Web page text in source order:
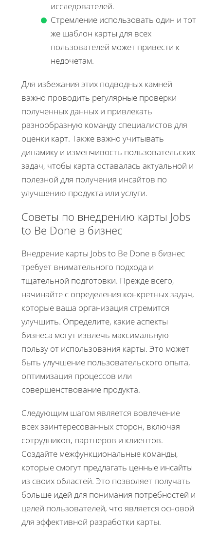
исследователей.
Стремление использовать один и тот
же шаблон карты для всех
пользователей может привести к
недочетам.
Для избежания этих подводных камней
важно проводить регулярные проверки
полученных данных и привлекать
разнообразную команду специалистов для
оценки карт. Также важно учитывать
динамику и изменчивость пользовательских
задач, чтобы карта оставалась актуальной и
полезной для получения инсайтов по
улучшению продукта или услуги.
Советы по внедрению карты Jobs
to Be Done в бизнес
Внедрение карты Jobs to Be Done в бизнес
требует внимательного подхода и
тщательной подготовки. Прежде всего,
начинайте с определения конкретных задач,
которые ваша организация стремится
улучшить. Определите, какие аспекты
бизнеса могут извлечь максимальную
пользу от использования карты. Это может
быть улучшение пользовательского опыта,
оптимизация процессов или
совершенствование продукта.
Следующим шагом является вовлечение
всех заинтересованных сторон, включая
сотрудников, партнеров и клиентов.
Создайте межфункциональные команды,
которые смогут предлагать ценные инсайты
из своих областей. Это позволяет получать
больше идей для понимания потребностей и
целей пользователей, что является основой
для эффективной разработки карты.